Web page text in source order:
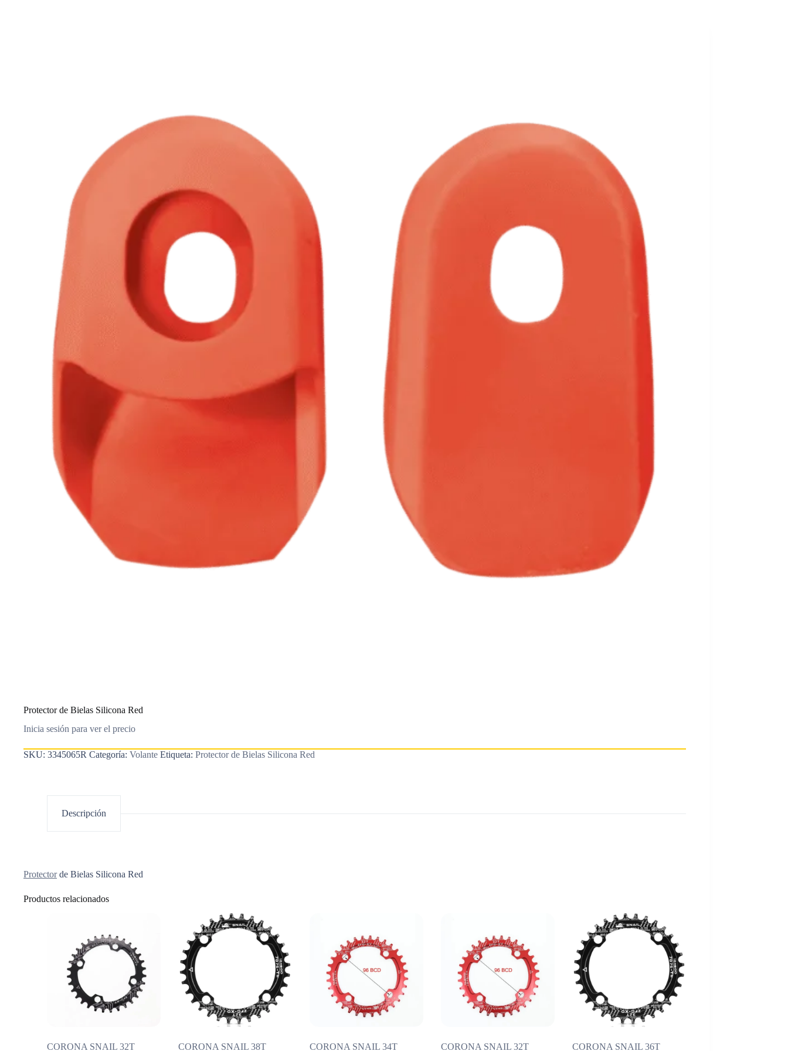
Protector de Bielas Silicona Red
Inicia sesión para ver el precio
SKU: 3345065R Categoría: Volante Etiqueta: Protector de Bielas Silicona Red
Descripción
Protectorde Bielas Silicona Red
Productos relacionados
CORONA SNAIL 32T CORONA SNAIL 38T CORONA SNAIL 34T CORONA SNAIL 32T CORONA SNAIL 36T